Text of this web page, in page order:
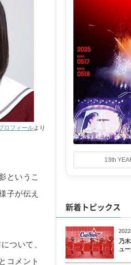
ロフィールより
というこ
子が伝え
ついて、
コメント
13th
新着トピックス
乃
ュ